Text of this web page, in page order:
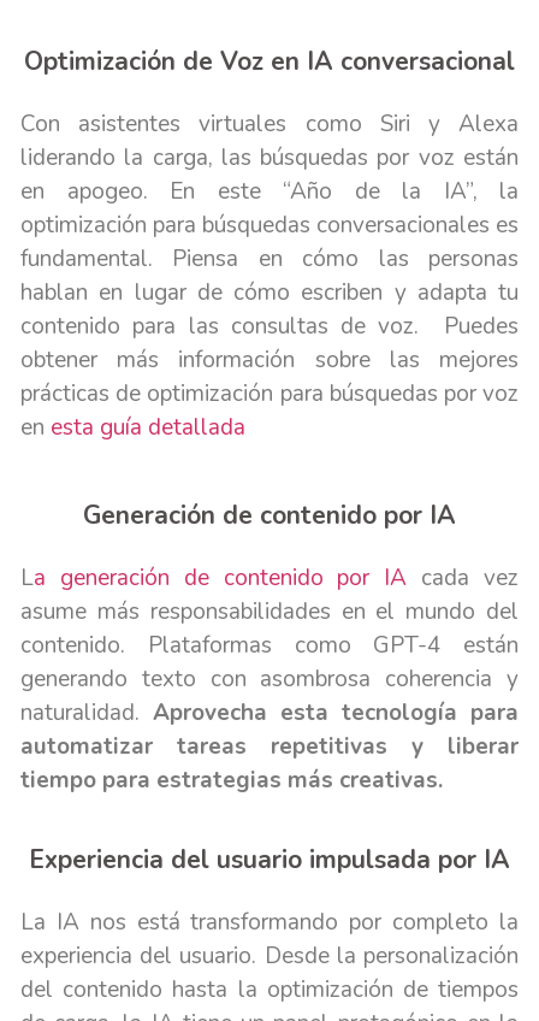
Optimización de Voz en IA conversacional
Con asistentes virtuales como Siri y Alexa
liderando la carga, las búsquedas por voz están
en apogeo. En este “Año de la IA”, la
optimización para búsquedas conversacionales es
fundamental. Piensa en cómo las personas
hablan en lugar de cómo escriben y adapta tu
contenido para las consultas de voz.
Puedes
obtener más información sobre las mejores
prácticas de optimización para búsquedas por voz
en esta guía detallada
Generación de contenido por IA
La generación de contenido por IA cada vez
asume más responsabilidades en el mundo del
contenido. Plataformas como GPT-4 están
generando texto con asombrosa coherencia y
naturalidad. Aprovecha esta tecnología para
automatizar tareas repetitivas y liberar
tiempo para estrategias más creativas.
Experiencia del usuario impulsada por IA
La IA nos está transformando por completo la
experiencia del usuario. Desde la personalización
del contenido hasta la optimización de tiempos